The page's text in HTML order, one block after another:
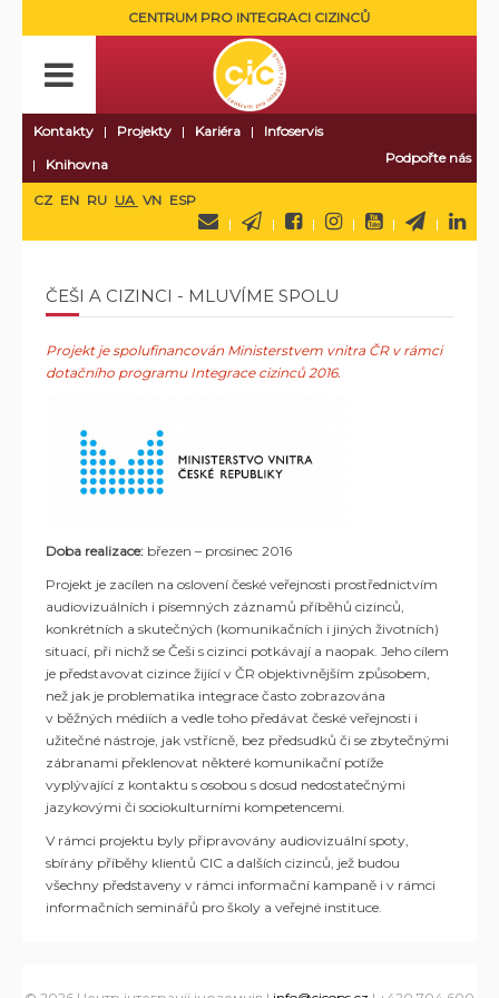
CENTRUM PRO INTEGRACI CIZINCŮ
Kontakty Projekty Kariéra
Infoservis
Knihovna
Podpořte nás
CZ EN RU UA VN ESP
ČEŠI A CIZINCI - MLUVÍME SPOLU
Projekt je spolufinancován Ministerstvem vnitra ČR v rámci
dotačního programu Integrace cizinců 2016.
Doba realizace: březen – prosinec 2016
Projekt je zacílen na oslovení české veřejnosti prostřednictvím
audiovizuálních i písemných záznamů příběhů cizinců,
konkrétních a skutečných (komunikačních i jiných životních)
situací, při nichž se Češi s cizinci potkávají a naopak. Jeho cílem
je představovat cizince žijící v ČR objektivnějším způsobem,
než jak je problematika integrace často zobrazována
v běžných médiích a vedle toho předávat české veřejnosti i
užitečné nástroje, jak vstřícně, bez předsudků či se zbytečnými
zábranami překlenovat některé komunikační potíže
vyplývající z kontaktu s osobou s dosud nedostatečnými
jazykovými či sociokulturními kompetencemi.
V rámci projektu byly připravovány audiovizuální spoty,
sbírány příběhy klientů CIC a dalších cizinců, jež budou
všechny představeny v rámci informační kampaně i v rámci
informačních seminářů pro školy a veřejné instituce.